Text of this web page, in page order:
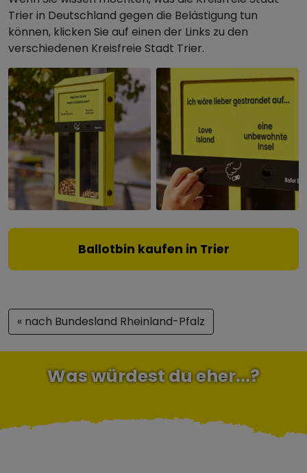
Trier in Deutschland gegen die Belästigung tun
können, klicken Sie auf einen der Links zu den
verschiedenen Kreisfreie Stadt Trier.
Ballotbin kaufen in Trier
« nach Bundesland Rheinland-Pfalz
Was würdest du eher...?